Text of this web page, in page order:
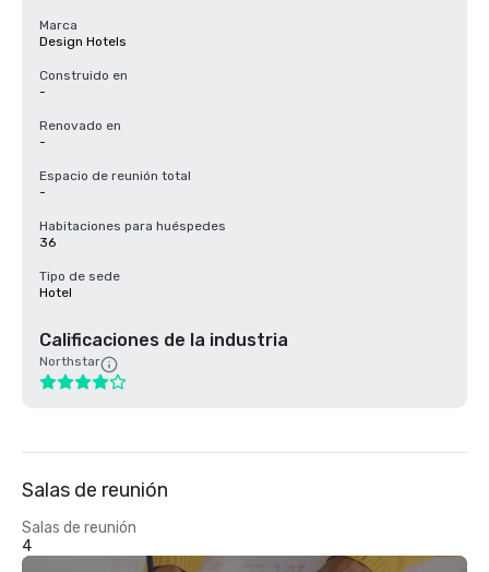
Marca
Design Hotels
Construido en
-
Renovado en
-
Espacio de reunión total
-
Habitaciones para huéspedes
36
Tipo de sede
Hotel
Calificaciones de la industria
Northstar
Salas de reunión
Salas de reunión
4